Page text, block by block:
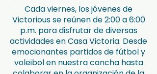
Cada viernes, los jóvenes de
Victorious se reúnen de 2:00 a 6:00
p.m. para disfrutar de diversas
actividades en Casa Victoria. Desde
emocionantes partidos de fútbol y
voleibol en nuestra cancha hasta